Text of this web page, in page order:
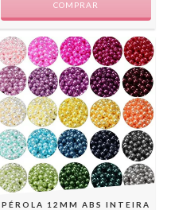
COMPRAR
PÉROLA 12MM ABS INTEIRA